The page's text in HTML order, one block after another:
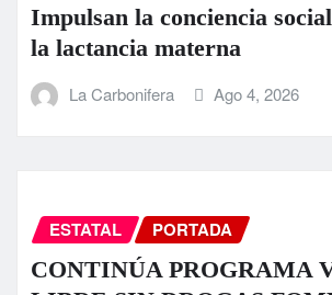
Impulsan la conciencia
la lactancia materna
La Carbonifera Ago 4, 2026
ESTATAL PORTADA
CONTINÚA PROGRAMA